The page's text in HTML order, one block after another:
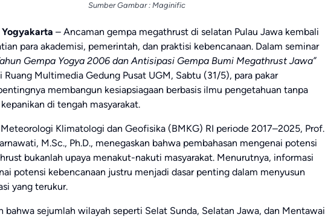
Sumber Gambar : Maginific
– Ancaman gempa megathrust di selatan Pulau Jawa kembali
para akademisi, pemerintah, dan praktisi kebencanaan. Dalam seminar
Gempa Yogya 2006 dan Antisipasi Gempa Bumi Megathrust Jawa”
Ruang Multimedia Gedung Pusat UGM, Sabtu (31/5), para pakar
membangun kesiapsiagaan berbasis ilmu pengetahuan tanpa
di tengah masyarakat.
Meteorologi Klimatologi dan Geofisika (BMKG) RI periode 2017–2025, Prof.
M.Sc., Ph.D., menegaskan bahwa pembahasan mengenai potensi
bukanlah upaya menakut-nakuti masyarakat. Menurutnya, informasi
potensi kebencanaan justru menjadi dasar penting dalam menyusun
yang terukur.
bahwa sejumlah wilayah seperti Selat Sunda, Selatan Jawa, dan Mentawai